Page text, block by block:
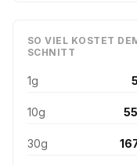
SO VIEL KOSTET
SCHNITT
1g
10g
30g